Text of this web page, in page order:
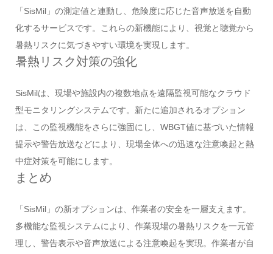
「SisMil」の測定値と連動し、危険度に応じた音声放送を自動
化するサービスです。これらの新機能により、視覚と聴覚から
暑熱リスクに気づきやすい環境を実現します。
暑熱リスク対策の強化
SisMilは、現場や施設内の複数地点を遠隔監視可能なクラウド
型モニタリングシステムです。新たに追加されるオプション
は、この監視機能をさらに強固にし、WBGT値に基づいた情報
提示や警告放送などにより、現場全体への迅速な注意喚起と熱
中症対策を可能にします。
まとめ
「SisMil」の新オプションは、作業者の安全を一層支えます。
多機能な監視システムにより、作業現場の暑熱リスクを一元管
理し、警告表示や音声放送による注意喚起を実現。作業者が自